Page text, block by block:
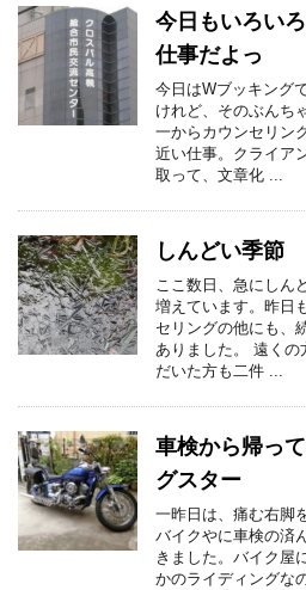
今日もいろい
仕事だよっ
今日はWブッキング
けれど、そのぶんち
一からカウンセリン
近い仕事。クライア
取って、文章化 ...
しんどい季節
ここ数日、急にしん
増えています。昨日
セリングの他にも、
ありました。 遠くの
だいた方も二件 ...
車検から帰っ
グスター
一昨日は、痛む右脚
バイクやに車検の済
きました。バイク屋
かのライディングな